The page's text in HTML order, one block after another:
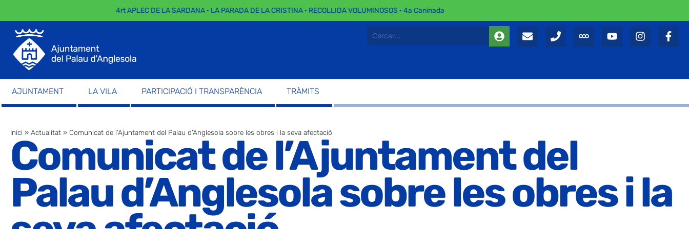
4rt APLEC DE LA SARDANA · LA PARADA DE LA CRISTINA · RECOLLIDA VOLUMINOSOS · 4a Caninada
AJUNTAMENT LA VILA PARTICIPACIÓ I TRANSPARÈNCIA TRÀMITS
Inici » Actualitat » Comunicat de l’Ajuntament del Palau d’Anglesola sobre les obres i la seva afectació
Comunicat de l’Ajuntament del
Palau d’Anglesola sobre les obres i la